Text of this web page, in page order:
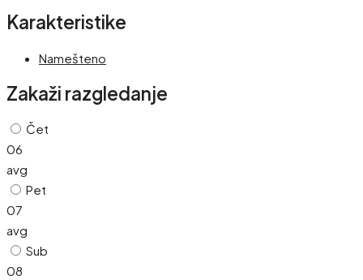
Karakteristike
Namešteno
Zakaži razgledanje
Čet
06
avg
Pet
07
avg
Sub
08